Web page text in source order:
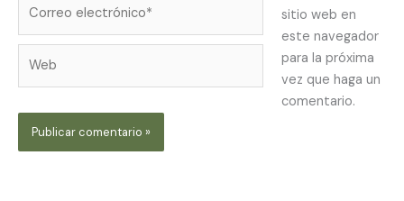
electrónico*
sitio web en
este navegador
para la próxima
vez que haga un
comentario.